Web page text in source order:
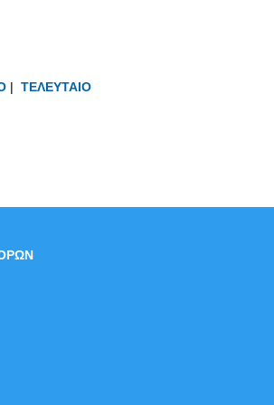
| ΤΕΛΕΥΤΑΙΟ